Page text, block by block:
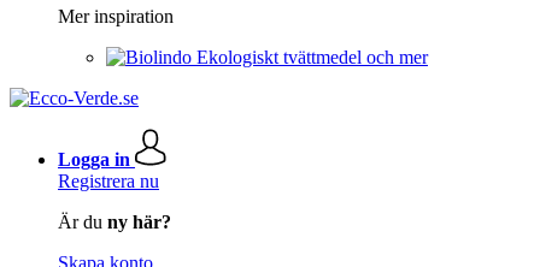
Mer inspiration
Ekologiskt tvättmedel och mer
Logga in
Registrera nu
Är du ny här?
Skapa konto